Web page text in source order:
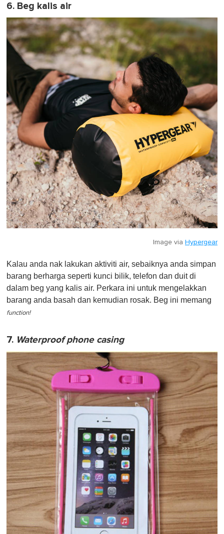
6. Beg kalis air
Image via Hypergear
Kalau anda nak lakukan aktiviti air, sebaiknya anda simpan
barang berharga seperti kunci bilik, telefon dan duit di
dalam beg yang kalis air. Perkara ini untuk mengelakkan
barang anda basah dan kemudian rosak. Beg ini memang
function!
7. Waterproof phone casing